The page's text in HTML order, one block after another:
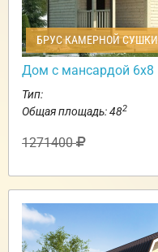
БРУС КАМЕРНОЙ СУШКИ
Дом с мансардой 6х8
Тип:
Общая площадь: 482
1271400